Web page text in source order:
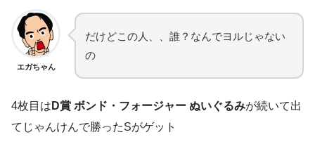
エガちゃん
だけどこの人、、誰？なんでヨルじゃない
の
4枚目は D賞 ボンド・フォージャー ぬいぐるみが続いて出
てじゃんけんで勝ったSがゲット